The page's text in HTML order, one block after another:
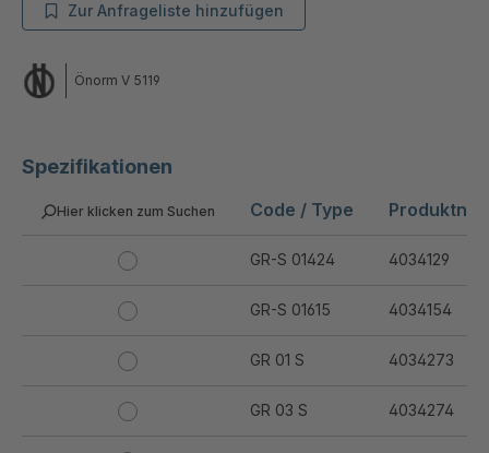
Spezifikationen
Hier klicken zum Suchen Code / Type
GR-S 01424 4034129
GR-S 01615 4034154
GR 01 S 4034273
GR 03 S 4034274
Zur Anfrageliste hinzufügen
Önorm V 5119